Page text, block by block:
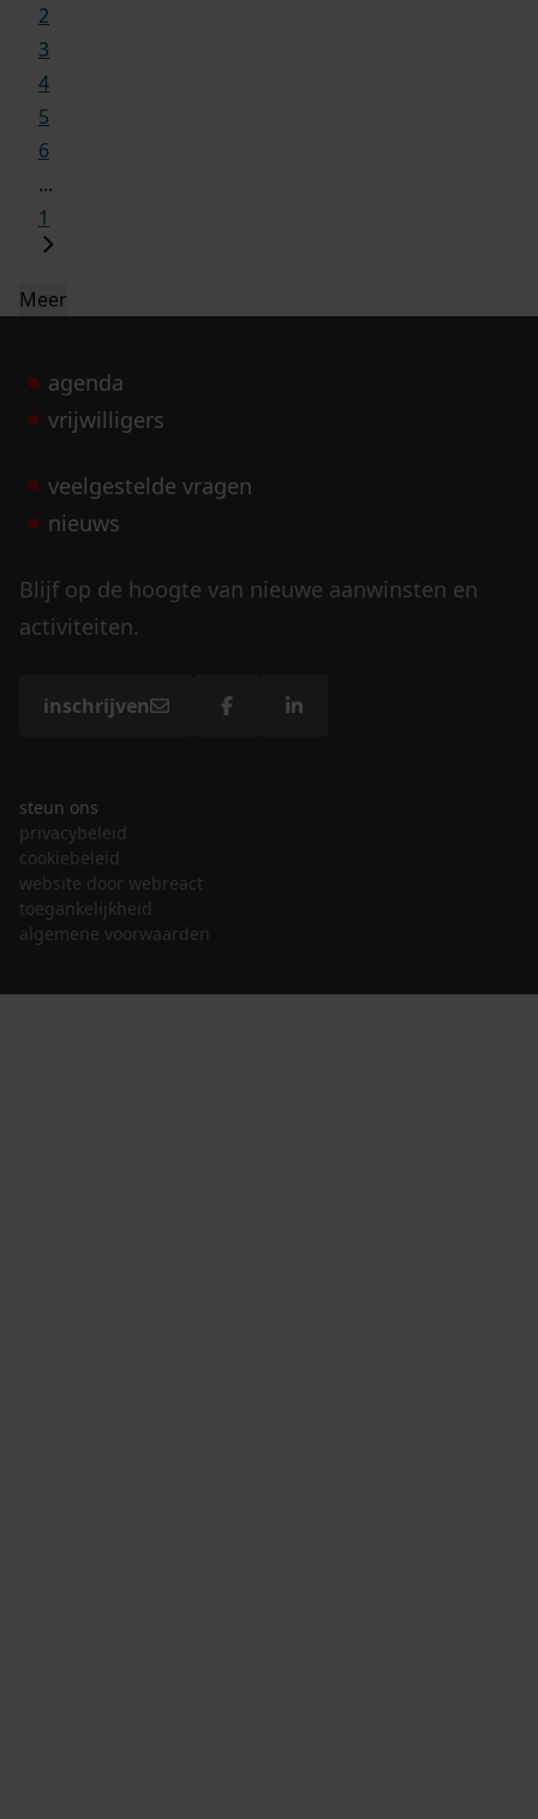
2
3
4
5
6
...
1
Meer
agenda
vrijwilligers
veelgestelde vragen
nieuws
Blijf op de hoogte van nieuwe aanwinsten en
activiteiten.
inschrijven
steun ons
privacybeleid
cookiebeleid
website door webreact
toegankelijkheid
algemene voorwaarden